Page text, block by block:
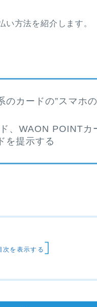
い方法を紹介します。
のカードの”スマホ
、WAON POINTカ
を提示する
次を表示する ]